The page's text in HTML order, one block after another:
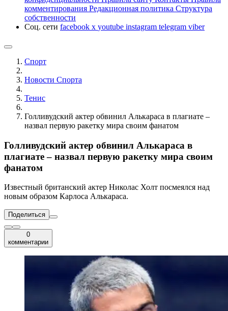
комментирования Редакционная политика Структура
собственности
Соц. сети facebook x youtube instagram telegram viber
Спорт
Новости Cпорта
Тенис
Голливудский актер обвинил Алькараса в плагиате –
назвал первую ракетку мира своим фанатом
Голливудский актер обвинил Алькараса в
плагиате – назвал первую ракетку мира своим
фанатом
Известный британский актер Николас Холт посмеялся над
новым образом Карлоса Алькараса.
Поделиться
0
комментарии